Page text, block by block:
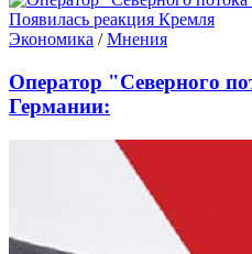
Экономика /Мнения
Оператор "Северного
Германии: